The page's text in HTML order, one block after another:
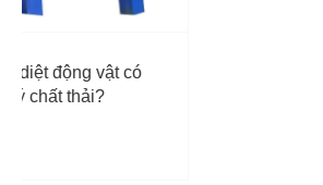
Làm thế nào để một máy nghiền
động vật hoạt động?